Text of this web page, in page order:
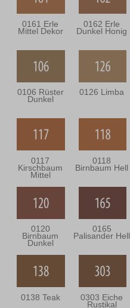
0161 Erle
Mittel Dekor
0162 Erle
Dunkel Honig
0106 Rüster
Dunkel
0126 Limba
0117
Kirschbaum
Mittel
0118
Birnbaum Hell
0120
Birnbaum
Dunkel
0165
Palisander Hell
0138 Teak 0303 Eiche
Rustikal